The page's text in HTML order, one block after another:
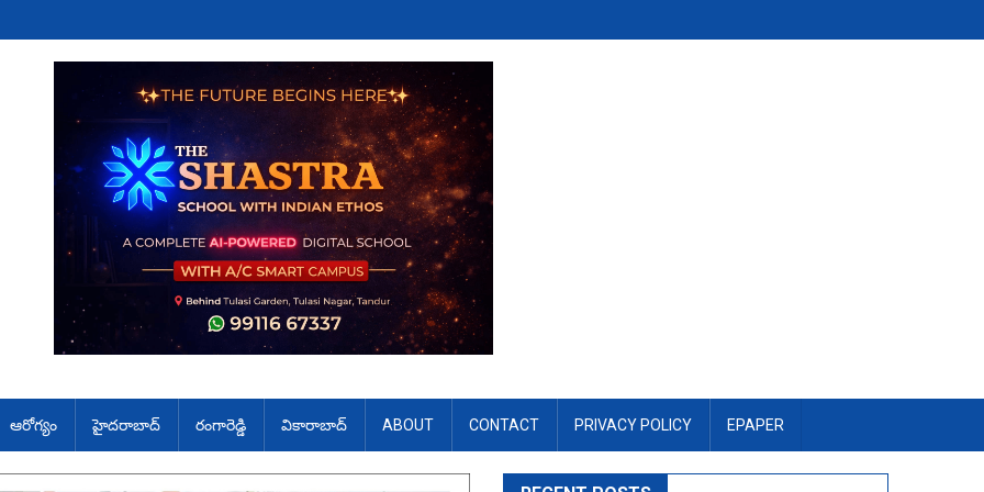
ఆరోగ్యం హైదరాబాద్ రంగారెడ్డి వికారాబాద్ ABOUT CONTACT PRIVACY POLICY EPAPER